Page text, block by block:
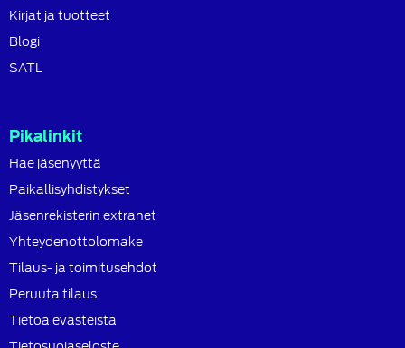
Kirjat ja tuotteet
Blogi
SATL
Pikalinkit
Hae jäsenyyttä
Paikallisyhdistykset
Jäsenrekisterin extranet
Yhteydenottolomake
Tilaus- ja toimitusehdot
Peruuta tilaus
Tietoa evästeistä